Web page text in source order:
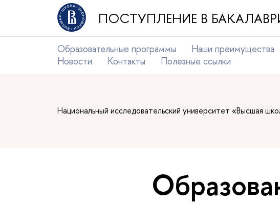
ПОСТУПЛЕНИЕ В
Образовательные программы Наши преимущества
Новости
Контакты Полезные ссылки
Национальный исследовательский университет «Высшая